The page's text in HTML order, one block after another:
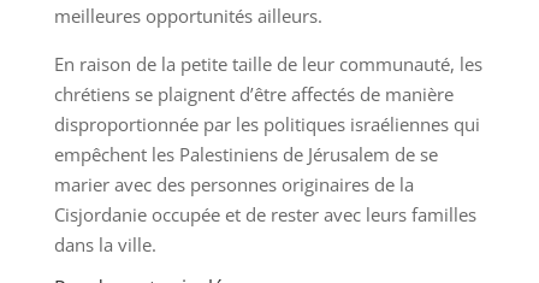
meilleures opportunités ailleurs.
En raison de la petite taille de leur communauté, les
chrétiens se plaignent d’être affectés de manière
disproportionnée par les politiques israéliennes qui
empêchent les Palestiniens de Jérusalem de se
marier avec des personnes originaires de la
Cisjordanie occupée et de rester avec leurs familles
dans la ville.